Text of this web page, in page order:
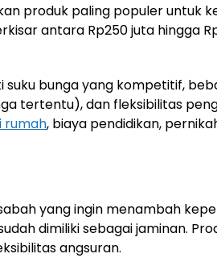
produk paling populer untuk
antara Rp250 juta hingga
suku bunga yang kompetitif,
tertentu), dan fleksibilitas
rumah, biaya pendidikan,
yang ingin menambah
dimiliki sebagai jaminan.
angsuran.